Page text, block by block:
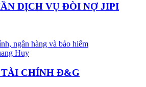
DỊCH VỤ ĐÒI NỢ JIPI
ngân hàng và bảo hiểm
Huy
TÀI CHÍNH Đ&G